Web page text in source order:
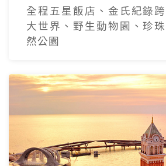
全程五星飯店、金氏紀錄
大世界、野生動物園、珍
然公園